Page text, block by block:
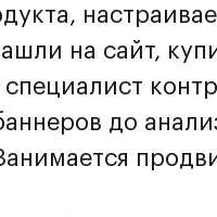
на сайт,
до